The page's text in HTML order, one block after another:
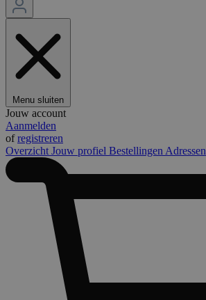
Menu sluiten
Jouw account
Aanmelden
ofregistreren
Overzicht Jouw profiel Bestellingen Adressen